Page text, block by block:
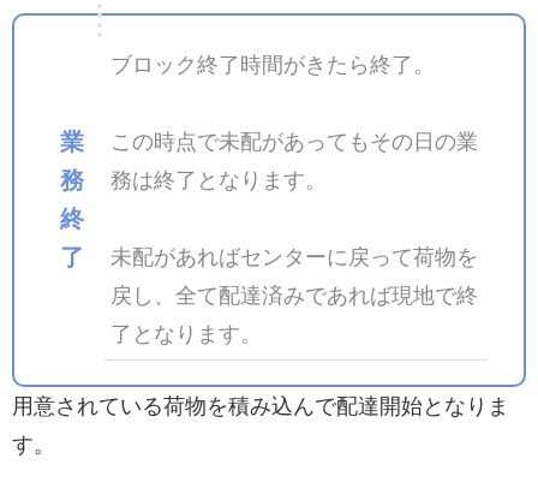
業
務
終
了
ブロック終了時間がきたら終了。
この時点で未配があってもその日の業
務は終了となります。
未配があればセンターに戻って荷物を
戻し、全て配達済みであれば現地で終
了となります。
用意されている荷物を積み込んで配達開始となりま
す。